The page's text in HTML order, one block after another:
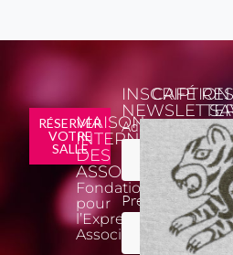
RÉSERVER
VOTRE
SALLE
MAISON
INTERNATIONALE
DES
ASSOCIATIONS
Fondation
pour
l’Expression
Associative
INSCRIPTION
Adresse email*
Prénom
CAFÉ